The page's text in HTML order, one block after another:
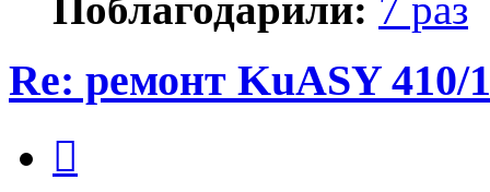
Re: ремонт KuASY 410/